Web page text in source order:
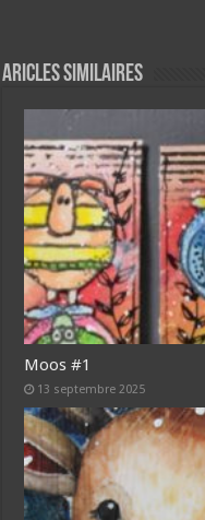
Aricles similaires
Moos #1
13 septembre 2025